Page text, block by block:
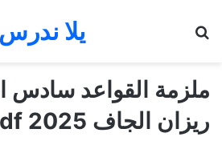
يلا ندرس
ملزمة القواعد سادس
ريزان الجاف 2025 pdf